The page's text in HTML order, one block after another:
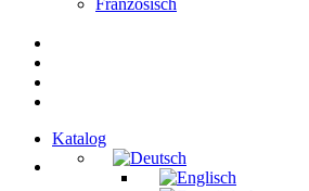
Französisch
Katalog